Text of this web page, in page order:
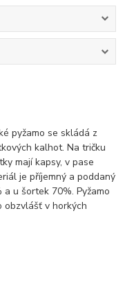
pyžamo se skládá z
kalhot. Na tričku
mají kapsy, v pase
je příjemný a poddaný
u šortek 70%. Pyžamo
obzvlášť v horkých